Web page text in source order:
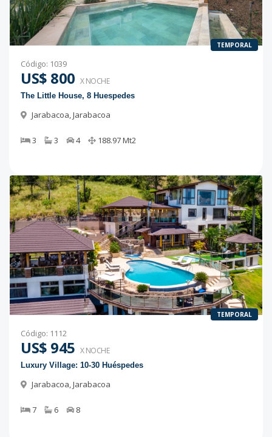
TEMPORAL
Código: 1039
US$ 800 X NOCHE
The Little House, 8 Huespedes
Jarabacoa,Jarabacoa
3 3 4 188.97Mt2
TEMPORAL
Código: 1112
US$ 945 X NOCHE
Luxury Village: 10-30 Huéspedes
Jarabacoa,Jarabacoa
7 6 8